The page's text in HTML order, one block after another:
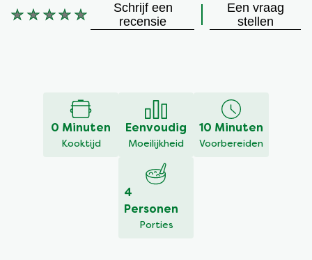
Soepen
Good Snacks
Geen
Schrijf een
recensie
Een vraag
stellen
0 Minuten
Kooktijd
Eenvoudig
Moeilijkheid
10 Minuten
Voorbereiden
4
Personen
Porties